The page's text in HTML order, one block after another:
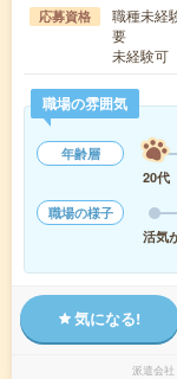
応募資格
職種未経
要
未経験可
職場の雰囲気
年齢層
20代
職場の様子
活気
気になる!
派遣会社